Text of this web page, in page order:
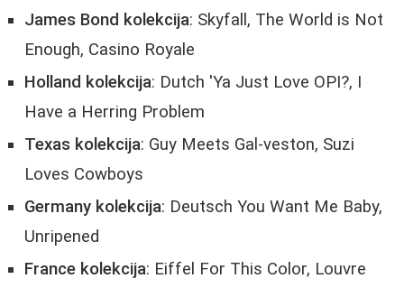
James Bond kolekcija: Skyfall, The World is Not
Enough, Casino Royale
Holland kolekcija: Dutch 'Ya Just Love OPI?, I
Have a Herring Problem
Texas kolekcija: Guy Meets Gal-veston, Suzi
Loves Cowboys
Germany kolekcija: Deutsch You Want Me Baby,
Unripened
France kolekcija: Eiffel For This Color, Louvre